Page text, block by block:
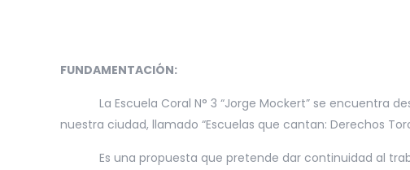
FUNDAMENTACIÓN:
La Escuela Coral N° 3 “Jorge Mockert” se encuentra
nuestra ciudad, llamado “Escuelas que cantan: Derechos
Es una propuesta que pretende dar continuidad al